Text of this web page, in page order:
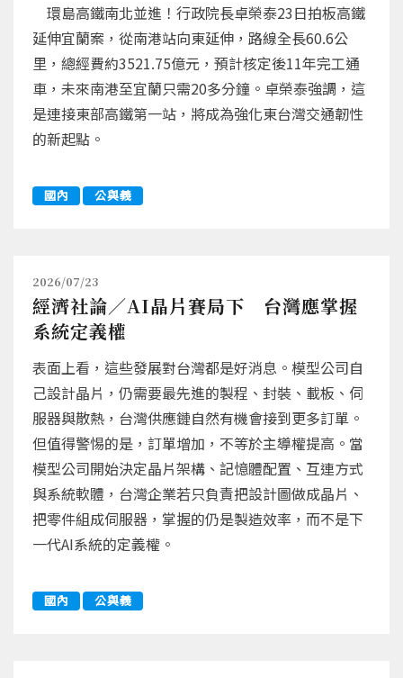
環島高鐵南北並進！行政院長卓榮泰23日拍板高鐵
延伸宜蘭案，從南港站向東延伸，路線全長60.6公
里，總經費約3521.75億元，預計核定後11年完工通
車，未來南港至宜蘭只需20多分鐘。卓榮泰強調，這
是連接東部高鐵第一站，將成為強化東台灣交通韌性
的新起點。
國內 公與義
2026/07/23
經濟社論／AI晶片賽局下 台灣應掌握
系統定義權
表面上看，這些發展對台灣都是好消息。模型公司自
己設計晶片，仍需要最先進的製程、封裝、載板、伺
服器與散熱，台灣供應鏈自然有機會接到更多訂單。
但值得警惕的是，訂單增加，不等於主導權提高。當
模型公司開始決定晶片架構、記憶體配置、互連方式
與系統軟體，台灣企業若只負責把設計圖做成晶片、
把零件組成伺服器，掌握的仍是製造效率，而不是下
一代AI系統的定義權。
國內 公與義